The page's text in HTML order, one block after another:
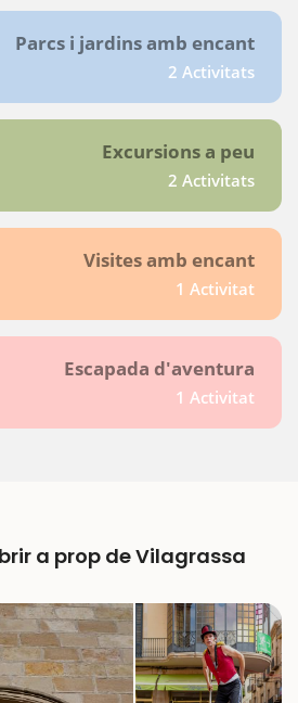
Parcs i jardins amb encant
2 Activitats
Excursions a peu
2 Activitats
Visites amb encant
1 Activitat
Escapada d'aventura
1 Activitat
a prop de Vilagrassa